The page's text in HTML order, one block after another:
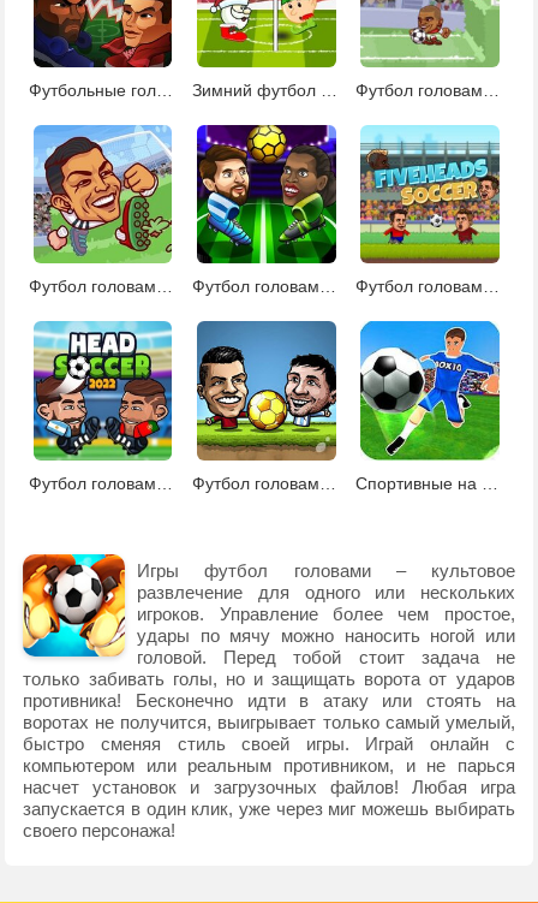
Футбольные головы 3
Футбол головами чемпионов Футбол головами: лига 2020 Футбол головами 6
Футбол головами 2022 Футбол головами Евро 2012 Спортивные на Двоих
Игры футбол головами – культовое
развлечение для одного или нескольких
игроков. Управление более чем простое,
удары по мячу можно наносить ногой или
головой. Перед тобой стоит задача не
только забивать голы, но и защищать ворота от ударов
противника! Бесконечно идти в атаку или стоять на
воротах не получится, выигрывает только самый умелый,
быстро сменяя стиль своей игры. Играй онлайн с
компьютером или реальным противником, и не парься
насчет установок и загрузочных файлов! Любая игра
запускается в один клик, уже через миг можешь выбирать
своего персонажа!